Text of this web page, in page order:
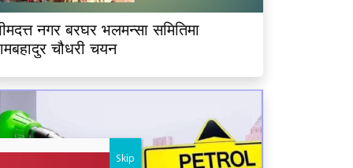
नगर बरघर भलमन्सा समितिमा
चौधरी चयन
Skip